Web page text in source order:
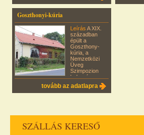
Goszthonyi-kúria
Leírás A XIX.
században
épült a
Goszthony-
kúria, a
Nemzetközi
Üveg
Szimpozion
helyszíne.
tovább az adatlapra
SZÁLLÁS KERESŐ